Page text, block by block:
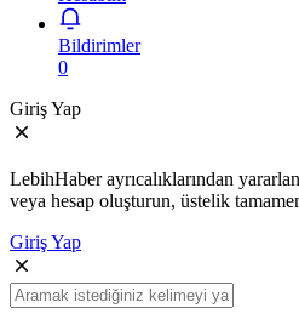
Bildirimler
0
Giriş Yap
LebihHaber ayrıcalıklarından
veya hesap oluşturun, üstelik
Giriş Yap